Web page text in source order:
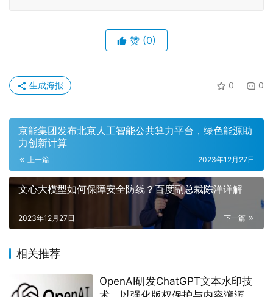
赞 (0)
0 0
生成海报
京能集团发布北京人工智能公共算力平台，绿色能源助
力创新计算
上一篇 2023年12月27日
文心大模型如何保障安全防线？百度副总裁陈洋详解
下一篇
2023年12月27日
相关推荐
OpenAI研发ChatGPT文本水印技